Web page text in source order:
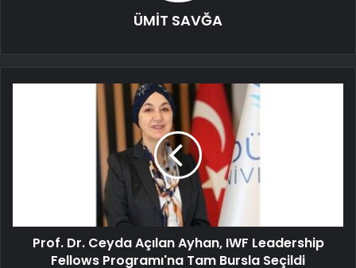
ÜMİT SAVĞA
Prof. Dr. Ceyda Açılan Ayhan, IWF Leadership
Fellows Programı'na Tam Bursla Seçildi